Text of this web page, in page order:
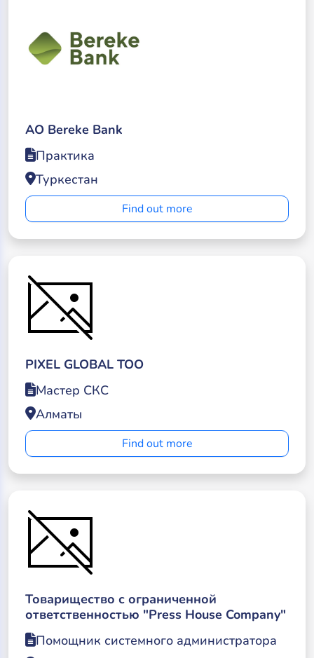
АО Bereke Bank
Практика
Туркестан
Find out more
PIXEL GLOBAL ТОО
Мастер СКС
Алматы
Find out more
Товарищество с ограниченной
ответственностью "Press House Company"
Помощник системного администратора